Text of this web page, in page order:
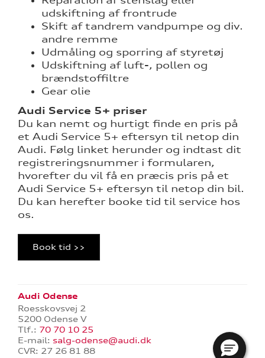
udskiftning af frontrude
Skift af tandrem vandpumpe og div.
andre remme
Udmåling og sporring af styretøj
Udskiftning af luft-, pollen og
brændstoffiltre
Gear olie
Audi Service 5+ priser
Du kan nemt og hurtigt finde en pris på
et Audi Service 5+ eftersyn til netop din
Audi. Følg linket herunder og indtast dit
registreringsnummer i formularen,
hvorefter du vil få en præcis pris på et
Audi Service 5+ eftersyn til netop din bil.
Du kan herefter booke tid til service hos
os.
Book tid >>
Audi Odense
Roesskovsvej 2
5200 Odense V
Tlf.: 70 70 10 25
E-mail: salg-odense@audi.dk
CVR: 27 26 81 88